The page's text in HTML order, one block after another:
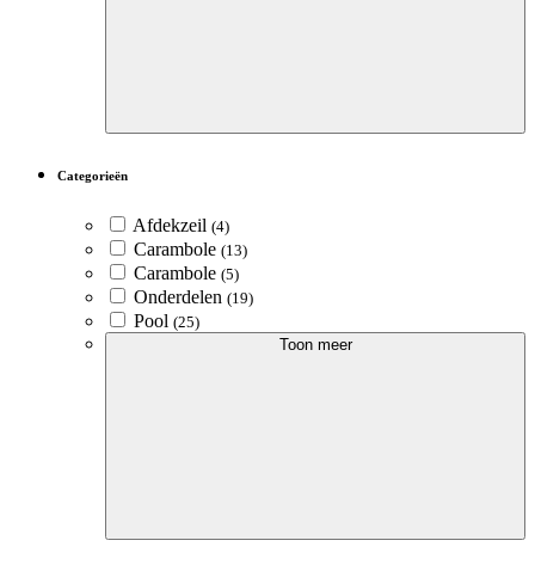
Categorieën
Afdekzeil (4)
Carambole (13)
Carambole (5)
Onderdelen (19)
Pool (25)
Toon meer